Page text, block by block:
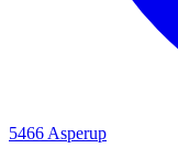
5466 Asperup